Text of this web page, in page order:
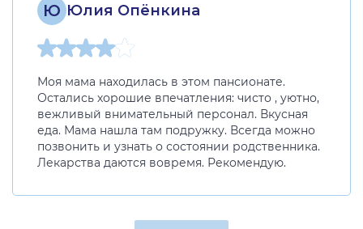
Ю Юлия Опёнкина
Моя мама находилась в этом пансионате.
Остались хорошие впечатления: чисто , уютно,
вежливый внимательный персонал. Вкусная
еда. Мама нашла там подружку. Всегда можно
позвонить и узнать о состоянии родственника.
Лекарства даются вовремя. Рекомендую.